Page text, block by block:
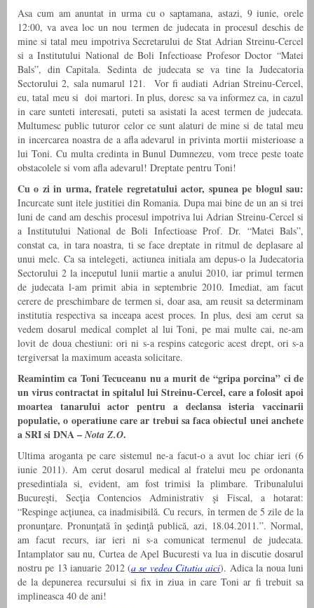
Asa cum am anuntat in urma cu o saptamana, astazi, 9 iunie, orele
12:00, va avea loc un nou termen de judecata in procesul deschis de
mine si tatal meu impotriva Secretarului de Stat Adrian Streinu-Cercel
si a Institutului National de Boli Infectioase Profesor Doctor “Matei
Bals”, din Capitala. Sedinta de judecata se va tine la Judecatoria
Sectorului 2, sala numarul 121. Vor fi audiati Adrian Streinu-Cercel,
eu, tatal meu si doi martori. In plus, doresc sa va informez ca, in cazul
in care sunteti interesati, puteti sa asistati la acest termen de judecata.
Multumesc public tuturor celor ce sunt alaturi de mine si de tatal meu
in incercarea noastra de a afla adevarul in privinta mortii misterioase a
lui Toni. Cu multa credinta in Bunul Dumnezeu, vom trece peste toate
obstacolele si vom afla adevarul! Dreptate pentru Toni!
Cu o zi in urma, fratele regretatului actor, spunea pe blogul sau:
Incurcate sunt itele justitiei din Romania. Dupa mai bine de un an si trei
luni de cand am deschis procesul impotriva lui Adrian Streinu-Cercel si
a Institutului National de Boli Infectioase Prof. Dr. “Matei Bals”,
constat ca, in tara noastra, ti se face dreptate in ritmul de deplasare al
unui melc. Ca sa intelegeti, actiunea initiala am depus-o la Judecatoria
Sectorului 2 la inceputul lunii martie a anului 2010, iar primul termen
de judecata l-am primit abia in septembrie 2010. Imediat, am facut
cerere de preschimbare de termen si, doar asa, am reusit sa determinam
institutia respectiva sa inceapa acest proces. In plus, desi am cerut sa
vedem dosarul medical complet al lui Toni, pe mai multe cai, ne-am
lovit de doua chestiuni: ori ni s-a respins categoric acest drept, ori s-a
tergiversat la maximum aceasta solicitare.
Reamintim ca Toni Tecuceanu nu a murit de “gripa porcina” ci de
un virus contractat in spitalul lui Streinu-Cercel, care a folosit apoi
moartea tanarului actor pentru a declansa isteria vaccinarii
populatie, o operatiune care ar trebui sa faca obiectul unei anchete
a SRI si DNA –Nota Z.O.
Ultima aroganta pe care sistemul ne-a facut-o a avut loc chiar ieri (6
iunie 2011). Am cerut dosarul medical al fratelui meu pe ordonanta
presedintiala si, evident, am fost trimisi la plimbare. Tribunalului
Bucureşti, Secţia Contencios Administrativ şi Fiscal, a hotarat:
“Respinge acţiunea, ca inadmisibilă. Cu recurs, în termen de 5 zile de la
pronunţare. Pronunţată în şedinţă publică, azi, 18.04.2011.”. Normal,
am facut recurs, iar ieri ni s-a comunicat termenul de judecata.
Intamplator sau nu, Curtea de Apel Bucuresti va lua in discutie dosarul
nostru pe 13 ianuarie 2012 (a se vedea Citatia aici). Adica la noua luni
de la depunerea recursului si fix in ziua in care Toni ar fi trebuit sa
implineasca 40 de ani!